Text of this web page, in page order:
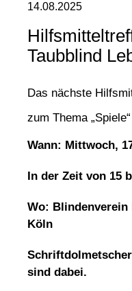
14.08.2025
Taubblind
Das nächste
zum Thema
Wann: Mittwoch,
In der Zeit von 15
Wo: Blindenverein
Köln
sind dabei.